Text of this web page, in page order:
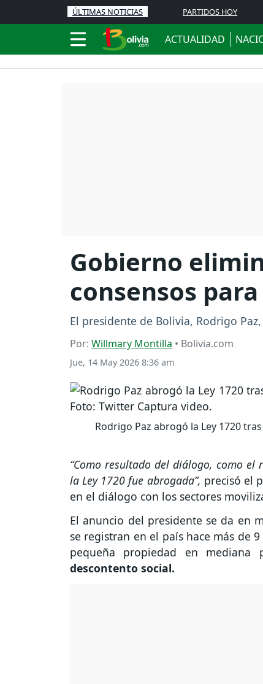
ÚLTIMAS NOTICIAS PARTIDOS HOY
ACTUALIDAD
Gobierno
consensos
El presidente de Bolivia, Rodrigo
Por: Willmary Montilla • Bolivia.com
Jue, 14 May 2026 8:36 am
Rodrigo Paz abrogó la Ley 1720
“Como resultado del diálogo, como
la Ley 1720 fue abrogada”, precisó el
en el diálogo con los sectores
El anuncio del presidente se da en
se registran en el país hace más de
pequeña propiedad en mediana
descontento social.